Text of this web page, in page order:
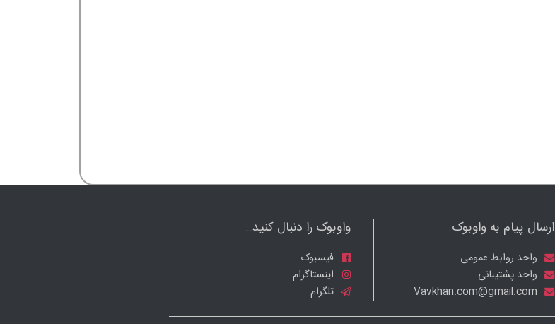
ارسال پیام به واوبوک:
واحد روابط عمومی
واحد پشتیبانی
واوبوک را دنبال کنید...
فیسبوک
اینستاگرام
تلگرام